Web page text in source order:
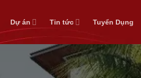
Dự án Tin tức Tuyển Dụng